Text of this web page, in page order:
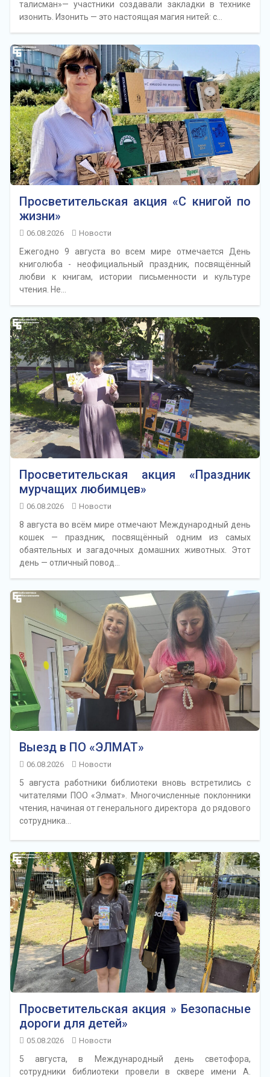
талисман»— участники создавали закладки в технике
изонить. Изонить — это настоящая магия нитей: с…
Просветительская акция «С книгой по
жизни»
06.08.2026 Новости
Ежегодно 9 августа во всем мире отмечается День
книголюба - неофициальный праздник, посвящённый
любви к книгам, истории письменности и культуре
чтения. Не…
Просветительская акция «Праздник
мурчащих любимцев»
06.08.2026 Новости
8 августа во всём мире отмечают Международный день
кошек — праздник, посвящённый одним из самых
обаятельных и загадочных домашних животных. Этот
день — отличный повод…
Выезд в ПО «ЭЛМАТ»
06.08.2026 Новости
5 августа работники библиотеки вновь встретились с
читателями ПОО «Элмат». Многочисленные поклонники
чтения, начиная от генерального директора до рядового
сотрудника…
Просветительская акция » Безопасные
дороги для детей»
05.08.2026 Новости
5 августа, в Международный день светофора,
сотрудники библиотеки провели в сквере имени А.